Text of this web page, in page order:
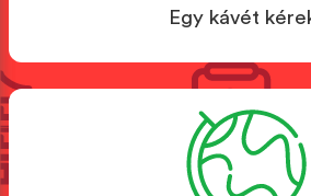
Egy kávét